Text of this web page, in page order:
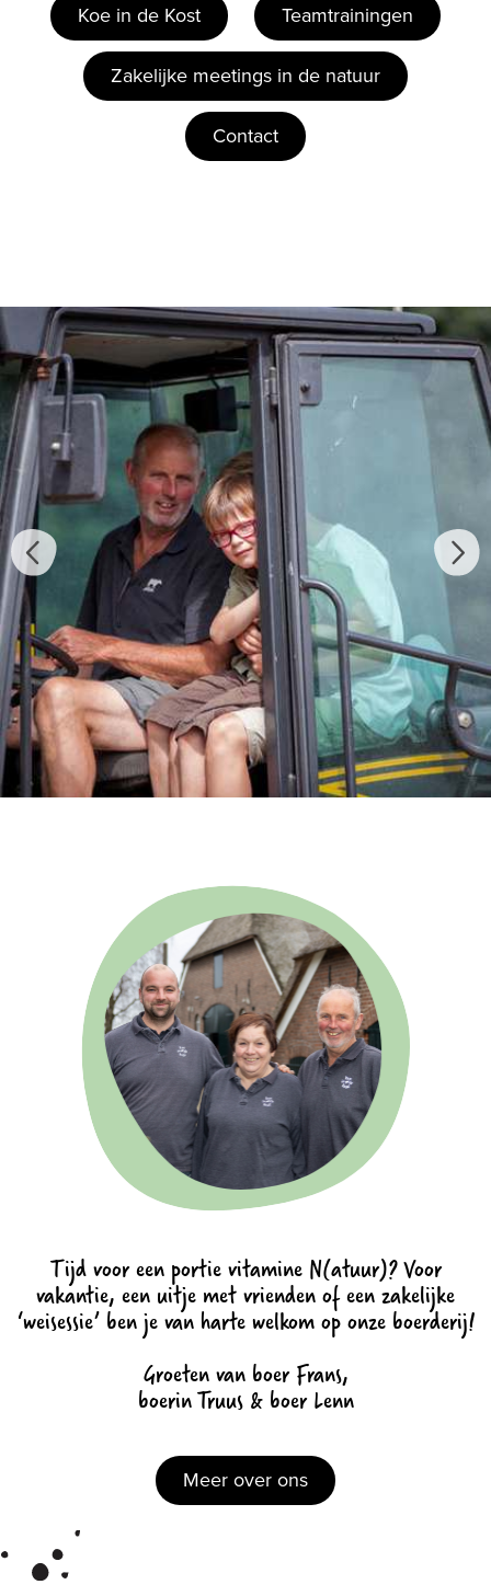
Koe in de Kost Teamtrainingen
Zakelijke meetings in de natuur
Contact
Tijd voor een portie vitamine N(atuur)? Voor
vakantie, een uitje met vrienden of een zakelijke
‘weisessie’ ben je van harte welkom op onze boerderij!
Groeten van boer Frans,
boerin Truus & boer Lenn
Meer over ons